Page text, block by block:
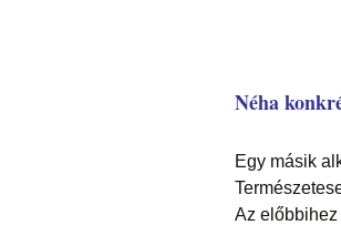
Néha
Egy másik
Az